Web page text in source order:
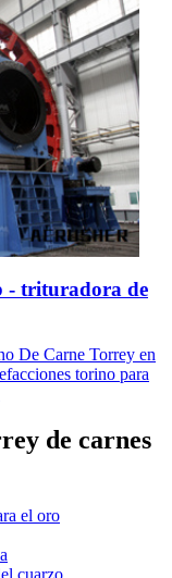
- trituradora de
De Carne Torrey en
torino para
de carnes
el oro
cuarzo